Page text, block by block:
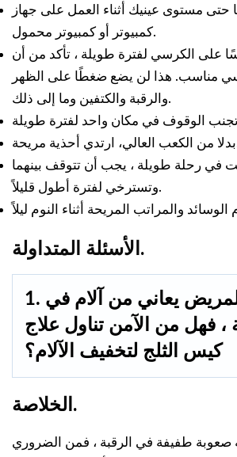
حتى مستوى عينيك أثناء العمل على جهاز
كمبيوتر أو كمبيوتر محمول.
على الكرسي لفترة طويلة ، تأكد من أن
مناسب. هذا لن يضع ضغطًا على الظهر
والرقبة والكتفين وما إلى ذلك.
في رحلة طويلة ، يجب أن تتوقف بينهما
وتسترخي لفترة أطول قليلاً.
الأسئلة المتداولة.
1. إذا كان المريض يعاني من آلام في
، فهل من الآمن تناول علاج
كيس الثلج لتخفيف الآلام؟
الخلاصة.
صعوبة طفيفة في الرقبة ، فمن الضروري